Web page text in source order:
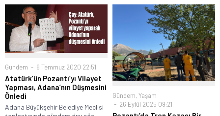
Gündem 9 Temmuz 2020 22:51
Atatürk’ün Pozantı’yı Vilayet
Yapması, Adana’nın Düşmesini
Önledi
Adana Büyükşehir Belediye Meclisi
Gündem, Yaşam
26 Eylül 2025 09:21